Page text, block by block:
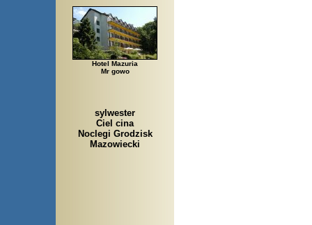
Hotel Mazuria
Mr gowo
sylwester
Ciel cina
Noclegi Grodzisk
Mazowiecki